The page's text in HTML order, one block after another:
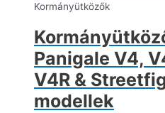
Kormányütközők
Panigale V4,
V4R &
modellek